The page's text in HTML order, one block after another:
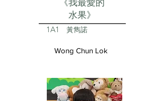
水果》
1A1 黃雋諾
Wong Chun Lok